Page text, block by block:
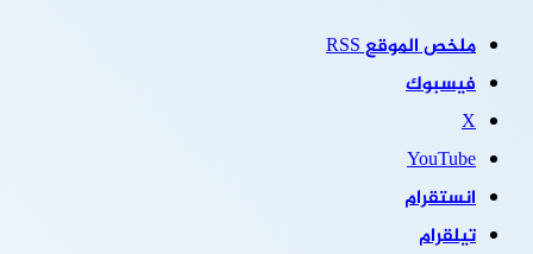
ملخص الموقع RSS
فيسبوك
‫X
‫YouTube
انستقرام
تيلقرام